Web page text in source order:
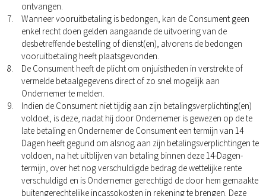
ontvangen.
Wanneer vooruitbetaling is bedongen, kan de Consument geen
enkel recht doen gelden aangaande de uitvoering van de
desbetreffende bestelling of dienst(en), alvorens de bedongen
vooruitbetaling heeft plaatsgevonden.
De Consument heeft de plicht om onjuistheden in verstrekte of
vermelde betaalgegevens direct of zo snel mogelijk aan
Ondernemer te melden.
Indien de Consument niet tijdig aan zijn betalingsverplichting(en)
voldoet, is deze, nadat hij door Ondernemer is gewezen op de te
late betaling en Ondernemer de Consument een termijn van 14
Dagen heeft gegund om alsnog aan zijn betalingsverplichtingen te
voldoen, na het uitblijven van betaling binnen deze 14-Dagen-
termijn, over het nog verschuldigde bedrag de wettelijke rente
verschuldigd en is Ondernemer gerechtigd de door hem gemaakte
buitengerechtelijke incassokosten in rekening te brengen. Deze